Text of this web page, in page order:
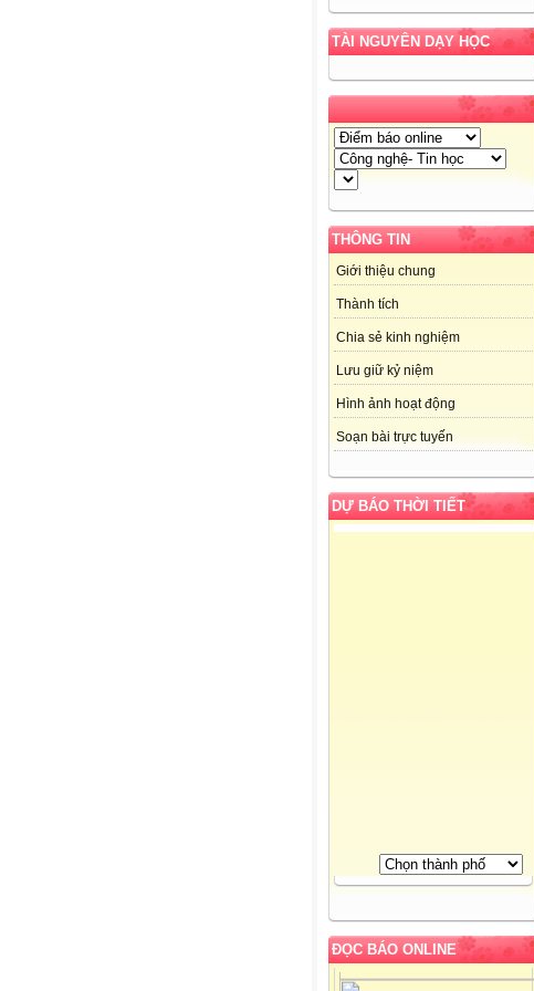
TÀI NGUYÊN DẠY HỌC
THÔNG TIN
Giới thiệu chung
Thành tích
Chia sẻ kinh nghiệm
Lưu giữ kỷ niệm
Hình ảnh hoạt động
Soạn bài trực tuyến
DỰ BÁO THỜI TIẾT
ĐỌC BÁO ONLINE